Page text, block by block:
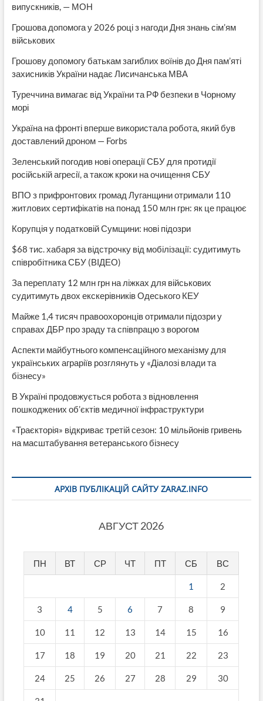
випускників, — МОН
Грошова допомога у 2026 році з нагоди Дня знань сім’ям
військових
Грошову допомогу батькам загиблих воїнів до Дня пам’яті
захисників України надає Лисичанська МВА
Туреччина вимагає від України та РФ безпеки в Чорному
морі
Україна на фронті вперше використала робота, який був
доставлений дроном — Forbs
Зеленський погодив нові операції СБУ для протидії
російській агресії, а також кроки на очищення СБУ
ВПО з прифронтових громад Луганщини отримали 110
житлових сертифікатів на понад 150 млн грн: як це працює
Корупція у податковій Сумщини: нові підозри
$68 тис. хабаря за відстрочку від мобілізації: судитимуть
співробітника СБУ (ВІДЕО)
За переплату 12 млн грн на ліжках для військових
судитимуть двох екскерівників Одеського КЕУ
Майже 1,4 тисяч правоохоронців отримали підозри у
справах ДБР про зраду та співпрацю з ворогом
Аспекти майбутнього компенсаційного механізму для
українських аграріїв розглянуть у «Діалозі влади та
бізнесу»
В Україні продовжується робота з відновлення
пошкоджених об’єктів медичної інфраструктури
«Траєкторія» відкриває третій сезон: 10 мільйонів гривень
на масштабування ветеранського бізнесу
АРХІВ ПУБЛІКАЦІЙ САЙТУ ZARAZ.INFO
АВГУСТ 2026
ПН ВТ СР ЧТ ПТ СБ ВС
1 2
3 4 5 6 7 8 9
10 11 12 13 14 15 16
17 18 19 20 21 22 23
24 25 26 27 28 29 30